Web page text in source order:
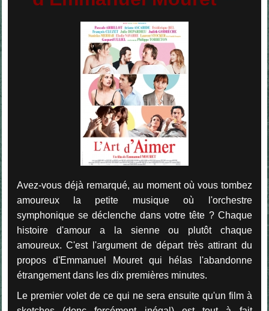
Avez-vous déjà remarqué, au moment où vous tombez
amoureux la petite musique où l'orchestre
symphonique se déclenche dans votre tête ? Chaque
histoire d'amour a la sienne ou plutôt chaque
amoureux. C'est l'argument de départ très attirant du
propos d'Emmanuel Mouret qui hélas l'abandonne
étrangement dans les dix premières minutes.
Le premier volet de ce qui ne sera ensuite qu'un film à